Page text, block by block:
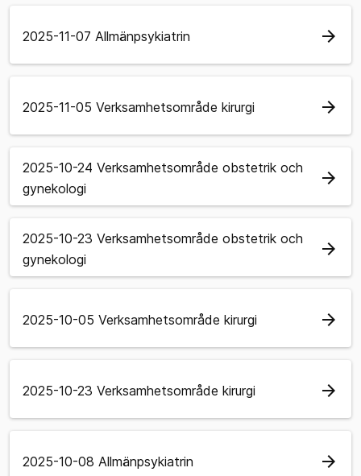
2025-11-07 Allmänpsykiatrin arrow_forward
2025-11-05 Verksamhetsområde kirurgi arrow_forward
2025-10-24 Verksamhetsområde obstetrik och
gynekologi
arrow_forward
2025-10-23 Verksamhetsområde obstetrik och
gynekologi
arrow_forward
2025-10-05 Verksamhetsområde kirurgi arrow_forward
2025-10-23 Verksamhetsområde kirurgi arrow_forward
2025-10-08 Allmänpsykiatrin arrow_forward